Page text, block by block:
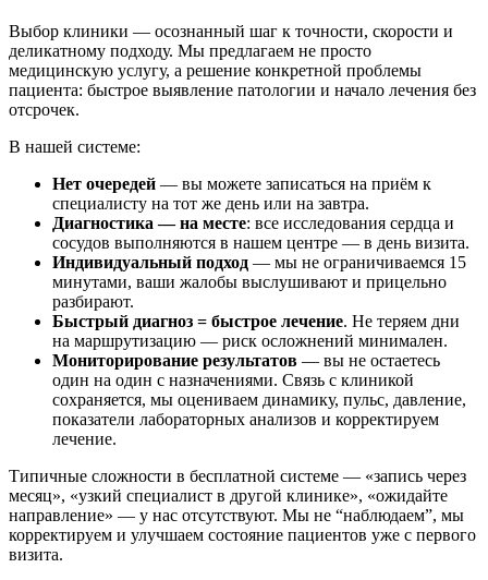
Выбор клиники — осознанный шаг к точности, скорости и
деликатному подходу. Мы предлагаем не просто
медицинскую услугу, а решение конкретной проблемы
пациента: быстрое выявление патологии и начало лечения без
отсрочек.
В нашей системе:
Нет очередей — вы можете записаться на приём к
специалисту на тот же день или на завтра.
Диагностика — на месте: все исследования сердца и
сосудов выполняются в нашем центре — в день визита.
Индивидуальный подход — мы не ограничиваемся 15
минутами, ваши жалобы выслушивают и прицельно
разбирают.
Быстрый диагноз = быстрое лечение. Не теряем дни
на маршрутизацию — риск осложнений минимален.
Мониторирование результатов — вы не остаетесь
один на один с назначениями. Связь с клиникой
сохраняется, мы оцениваем динамику, пульс, давление,
показатели лабораторных анализов и корректируем
лечение.
Типичные сложности в бесплатной системе — «запись через
месяц», «узкий специалист в другой клинике», «ожидайте
направление» — у нас отсутствуют. Мы не “наблюдаем”, мы
корректируем и улучшаем состояние пациентов уже с первого
визита.